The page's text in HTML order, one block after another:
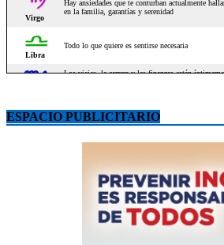
ESPACIO PUBLICITARIO